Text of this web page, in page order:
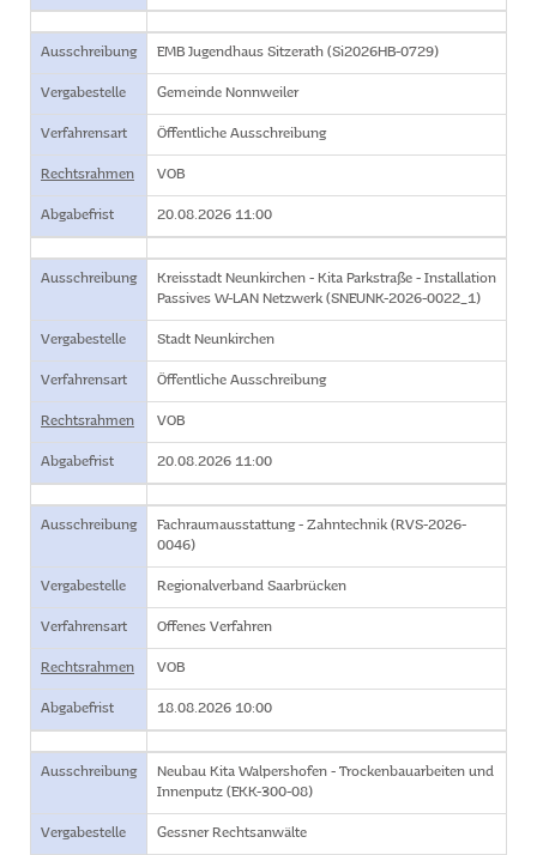
Ausschreibung EMB Jugendhaus Sitzerath (Si2026HB-0729)
Vergabestelle Gemeinde Nonnweiler
Verfahrensart Öffentliche Ausschreibung
Rechtsrahmen VOB
Abgabefrist 20.08.2026 11:00
Ausschreibung
Kreisstadt Neunkirchen - Kita Parkstraße - Installation
Passives W-LAN Netzwerk (SNEUNK-2026-0022_1)
Vergabestelle Stadt Neunkirchen
Verfahrensart Öffentliche Ausschreibung
Rechtsrahmen VOB
Abgabefrist 20.08.2026 11:00
Ausschreibung
Fachraumausstattung - Zahntechnik (RVS-2026-
0046)
Vergabestelle Regionalverband Saarbrücken
Verfahrensart Offenes Verfahren
Rechtsrahmen VOB
Abgabefrist 18.08.2026 10:00
Ausschreibung
Neubau Kita Walpershofen - Trockenbauarbeiten und
Innenputz (EKK-300-08)
Vergabestelle Gessner Rechtsanwälte